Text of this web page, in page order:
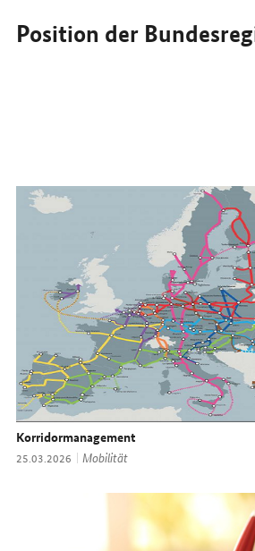
Position der
Korridormanagement
Datum:
25.03.2026 Thema:
Mobilität